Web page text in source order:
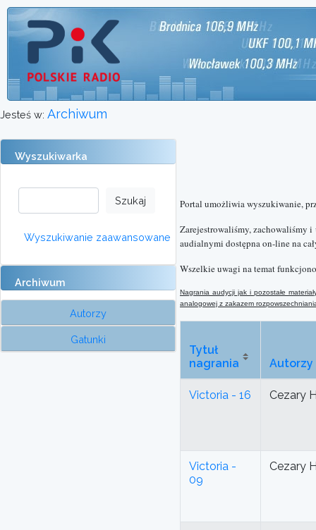
Jesteś w: Archiwum
Wyszukiwarka
Wyszukiwanie zaawansowane
Archiwum
Autorzy
Gatunki
Portal umożliwia wyszukiwanie,
Zarejestrowaliśmy, zachowaliśmy
audialnymi dostępna on-line na
Wszelkie uwagi na temat
Nagrania audycji jak i pozostałe
analogowej z zakazem
Tytuł
nagrania
Autorzy
Victoria - 16 Cezary
Victoria -
09
Cezary